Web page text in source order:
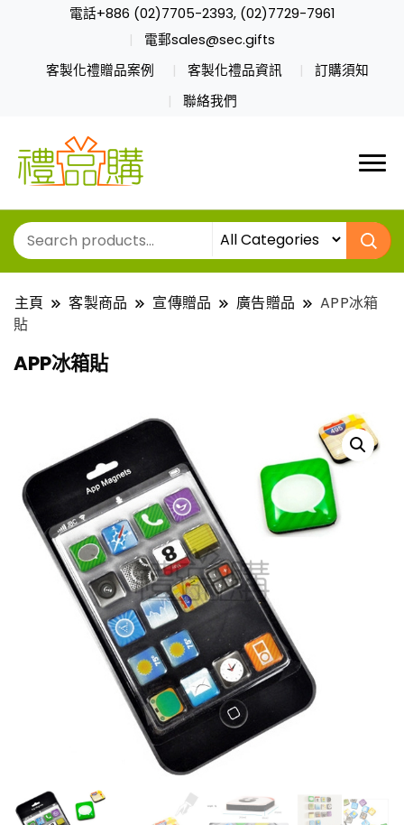
電話+886 (02)7705-2393, (02)7729-7961
電郵sales@sec.gifts
客製化禮贈品案例
客製化禮品資訊
訂購須知
聯絡我們
主頁 客製商品 宣傳贈品 廣告贈品
APP冰箱
貼
APP冰箱貼